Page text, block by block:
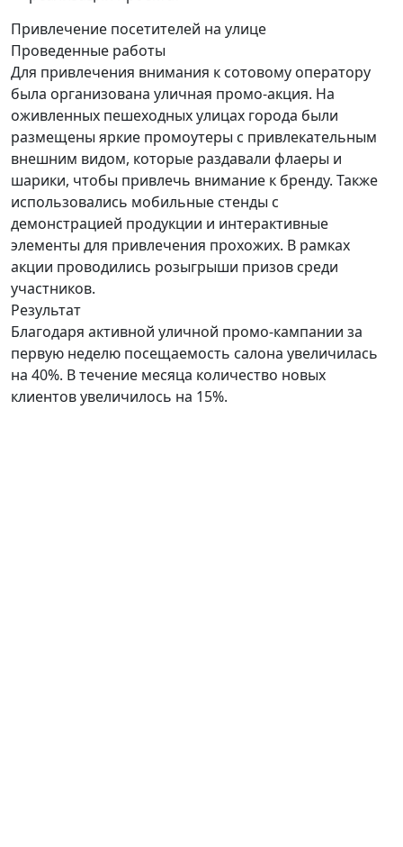
Привлечение посетителей на улице
Проведенные работы
Для привлечения внимания к сотовому оператору
была организована уличная промо-акция. На
оживленных пешеходных улицах города были
размещены яркие промоутеры с привлекательным
внешним видом, которые раздавали флаеры и
шарики, чтобы привлечь внимание к бренду. Также
использовались мобильные стенды с
демонстрацией продукции и интерактивные
элементы для привлечения прохожих. В рамках
акции проводились розыгрыши призов среди
участников.
Результат
Благодаря активной уличной промо-кампании за
первую неделю посещаемость салона увеличилась
на 40%. В течение месяца количество новых
клиентов увеличилось на 15%.